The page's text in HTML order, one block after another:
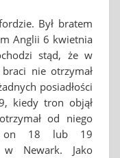
Był bratem
Anglii 6 kwietnia
stąd, że w
nie otrzymał
posiadłości
kiedy tron objął
od niego
on 18 lub 19
Newark. Jako